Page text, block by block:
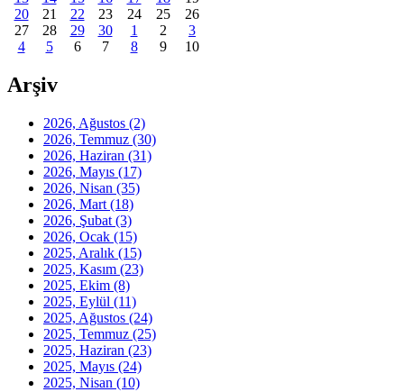
20
21 22 23 24 25
26
27
28 29 30 1 2
3
4
5 6 7 8 9 10
Arşiv
2026, Ağustos (2)
2026, Temmuz (30)
2026, Haziran (31)
2026, Mayıs (17)
2026, Nisan (35)
2026, Mart (18)
2026, Şubat (3)
2026, Ocak (15)
2025, Aralık (15)
2025, Kasım (23)
2025, Ekim (8)
2025, Eylül (11)
2025, Ağustos (24)
2025, Temmuz (25)
2025, Haziran (23)
2025, Mayıs (24)
2025, Nisan (10)